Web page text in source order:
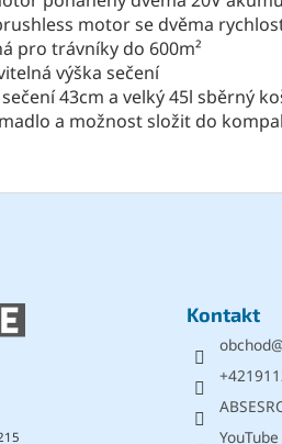
motor se dvěma
pro trávníky do 600m²
výška sečení
43cm a velký 45l sběrný
a možnost složit do
Kontakt
obchod
YouTube